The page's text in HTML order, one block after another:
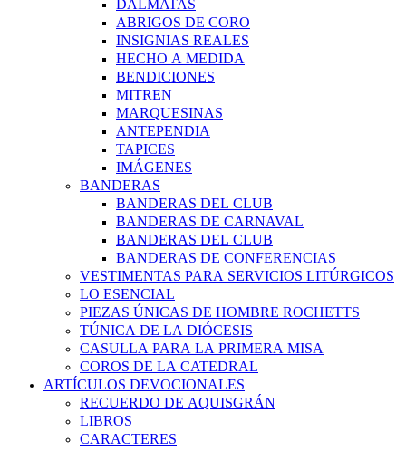
DÁLMATAS
ABRIGOS DE CORO
INSIGNIAS REALES
HECHO A MEDIDA
BENDICIONES
MITREN
MARQUESINAS
ANTEPENDIA
TAPICES
IMÁGENES
BANDERAS
BANDERAS DEL CLUB
BANDERAS DE CARNAVAL
BANDERAS DEL CLUB
BANDERAS DE CONFERENCIAS
VESTIMENTAS PARA SERVICIOS LITÚRGICOS
LO ESENCIAL
PIEZAS ÚNICAS DE HOMBRE ROCHETTS
TÚNICA DE LA DIÓCESIS
CASULLA PARA LA PRIMERA MISA
COROS DE LA CATEDRAL
ARTÍCULOS DEVOCIONALES
RECUERDO DE AQUISGRÁN
LIBROS
CARACTERES